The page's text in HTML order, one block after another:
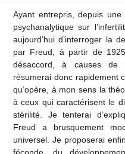
Ayant entrepris, depuis une
psychanalytique sur
aujourd’hui d’interroger la
par Freud, à partir de
désaccord, à causes de
résumerai donc rapidement
qu’opère, à mon sens la
à ceux qui caractérisent le
stérilité. Je tenterai
Freud a brusquement
universel. Je proposerai